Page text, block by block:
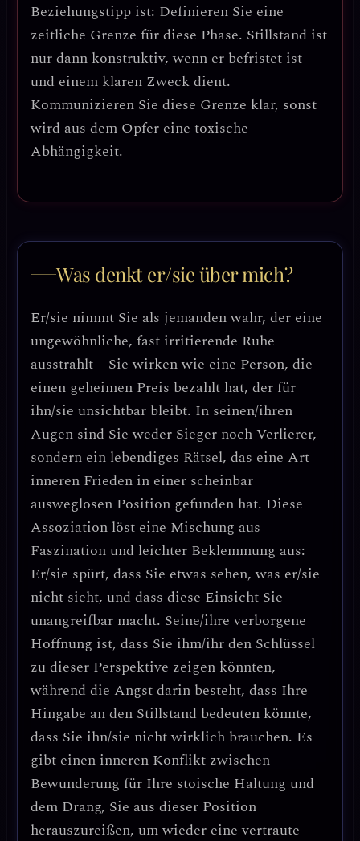
Beziehungstipp ist: Definieren Sie eine
zeitliche Grenze für diese Phase. Stillstand ist
nur dann konstruktiv, wenn er befristet ist
und einem klaren Zweck dient.
Kommunizieren Sie diese Grenze klar, sonst
wird aus dem Opfer eine toxische
Abhängigkeit.
Was denkt er/sie über mich?
Er/sie nimmt Sie als jemanden wahr, der eine
ungewöhnliche, fast irritierende Ruhe
ausstrahlt – Sie wirken wie eine Person, die
einen geheimen Preis bezahlt hat, der für
ihn/sie unsichtbar bleibt. In seinen/ihren
Augen sind Sie weder Sieger noch Verlierer,
sondern ein lebendiges Rätsel, das eine Art
inneren Frieden in einer scheinbar
ausweglosen Position gefunden hat. Diese
Assoziation löst eine Mischung aus
Faszination und leichter Beklemmung aus:
Er/sie spürt, dass Sie etwas sehen, was er/sie
nicht sieht, und dass diese Einsicht Sie
unangreifbar macht. Seine/ihre verborgene
Hoffnung ist, dass Sie ihm/ihr den Schlüssel
zu dieser Perspektive zeigen könnten,
während die Angst darin besteht, dass Ihre
Hingabe an den Stillstand bedeuten könnte,
dass Sie ihn/sie nicht wirklich brauchen. Es
gibt einen inneren Konflikt zwischen
Bewunderung für Ihre stoische Haltung und
dem Drang, Sie aus dieser Position
herauszureißen, um wieder eine vertraute